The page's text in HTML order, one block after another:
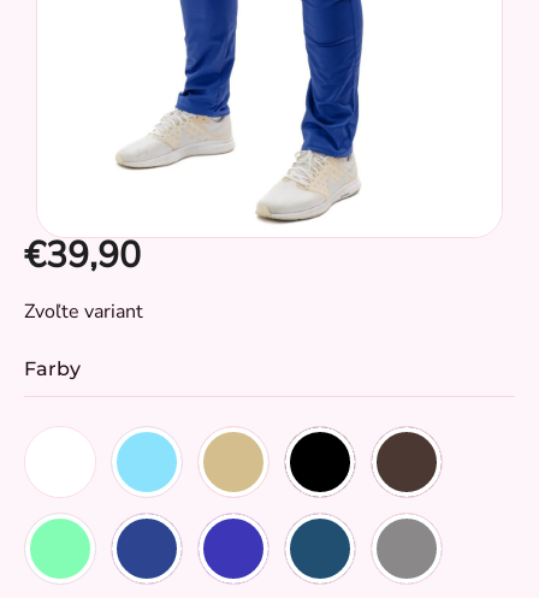
€39,90
Jednotková
Zvoľte variant
Farby